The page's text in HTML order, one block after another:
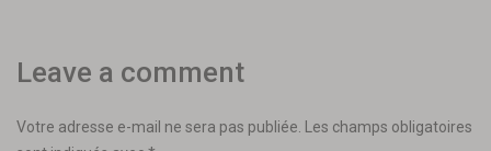
Leave a comment
Votre adresse e-mail ne sera pas publiée.
Les champs obligatoires